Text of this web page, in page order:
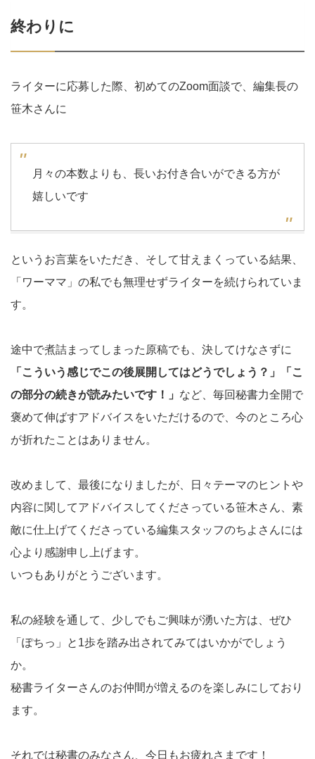
終わりに
ライターに応募した際、初めてのZoom面談で、編集長の
笹木さんに
月々の本数よりも、長いお付き合いができる方が
嬉しいです
というお言葉をいただき、そして甘えまくっている結果、
「ワーママ」の私でも無理せずライターを続けられていま
す。
途中で煮詰まってしまった原稿でも、決してけなさずに
「こういう感じでこの後展開してはどうでしょう？」「こ
の部分の続きが読みたいです！」 など、毎回秘書力全開で
褒めて伸ばすアドバイスをいただけるので、今のところ心
が折れたことはありません。
改めまして、最後になりましたが、日々テーマのヒントや
内容に関してアドバイスしてくださっている笹木さん、素
敵に仕上げてくださっている編集スタッフのちよさんには
心より感謝申し上げます。
いつもありがとうございます。
私の経験を通して、少しでもご興味が湧いた方は、ぜひ
「ぽちっ」と1歩を踏み出されてみてはいかがでしょう
か。
秘書ライターさんのお仲間が増えるのを楽しみにしており
ます。
それでは秘書のみなさん、今日もお疲れさまです！